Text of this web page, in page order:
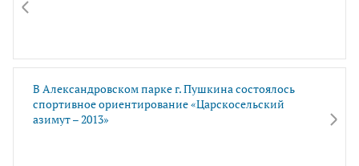
В Александровском парке г. Пушкина состоялось
спортивное ориентирование «Царскосельский
азимут – 2013»